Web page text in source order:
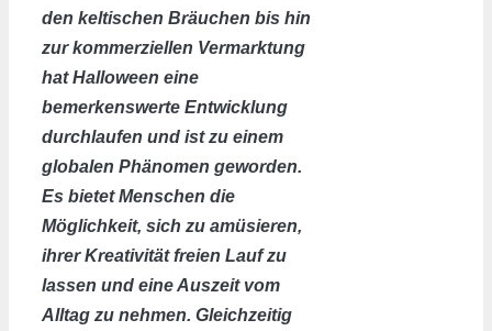
den keltischen Bräuchen bis hin
zur kommerziellen Vermarktung
hat Halloween eine
bemerkenswerte Entwicklung
durchlaufen und ist zu einem
globalen Phänomen geworden.
Es bietet Menschen die
Möglichkeit, sich zu amüsieren,
ihrer Kreativität freien Lauf zu
lassen und eine Auszeit vom
Alltag zu nehmen. Gleichzeitig